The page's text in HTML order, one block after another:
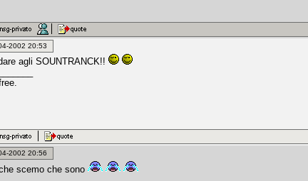
2002 20:53
agli SOUNTRANCK!!
2002 20:56
scemo che sono